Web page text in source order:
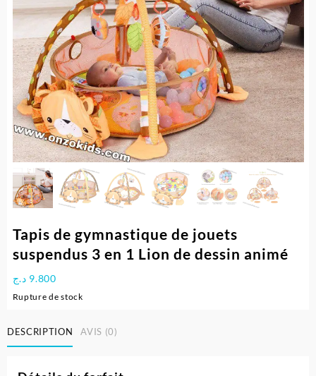
Tapis de gymnastique de jouets
suspendus 3 en 1 Lion de dessin animé
9.800 د.ج
Rupture de stock
DESCRIPTION AVIS (0)